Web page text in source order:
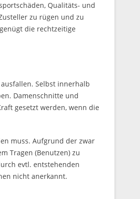
Qualitäts- und
zu rügen und zu
die rechtzeitige
Selbst innerhalb
Damenschnitte und
gesetzt werden, wenn die
muss. Aufgrund der zwar
Tragen (Benutzen) zu
evtl. entstehenden
nicht anerkannt.